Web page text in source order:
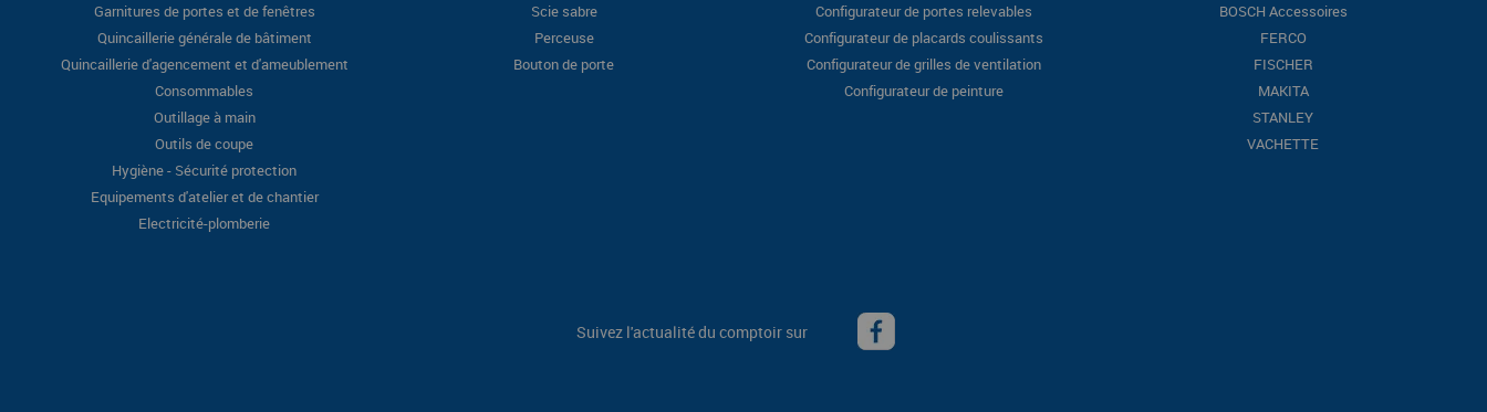
Garnitures de portes et de fenêtres
Quincaillerie générale de bâtiment
Quincaillerie d'agencement et d'ameublement
Consommables
Outillage à main
Outils de coupe
Hygiène - Sécurité protection
Equipements d'atelier et de chantier
Electricité-plomberie
Scie sabre
Perceuse
Bouton de porte
Configurateur de portes relevables
Configurateur de placards coulissants
Configurateur de grilles de ventilation
Configurateur de peinture
BOSCH Accessoires
FERCO
FISCHER
MAKITA
STANLEY
VACHETTE
Suivez l'actualité du comptoir sur